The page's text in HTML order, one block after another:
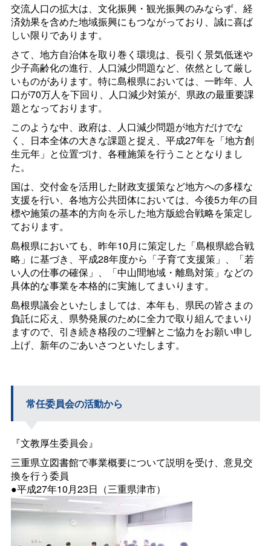
交流人口の拡大は、文化振興・観光振興のみならず、経
済効果を含めた地域振興にもつながっており、誠に喜ば
しい限りであります。
さて、地方自治体を取り巻く環境は、長引く景気低迷や
少子高齢化の進行、人口減少問題など、依然として厳し
いものがあります。特に島根県においては、一昨年、人
口が70万人を下回り、人口減少対策が、県政の最重要課
題となっております。
このような中、政府は、人口減少問題が地方だけでな
く、日本全体の大きな課題と捉え、平成27年を「地方創
生元年」と位置づけ、各種施策を行うこととなりまし
た。
国は、交付金を活用した財政支援策など地方への多様な
支援を行い、各地方公共団体においては、今後5カ年の目
標や施策の基本的方向を示した地方版総合戦略を策定し
ております。
島根県においても、昨年10月に策定した「島根県総合戦
略」に基づき、平成28年度から「子育て支援策」、「若
い人の仕事の確保」、「中山間地域・離島対策」などの
具体的な事業を本格的に実施してまいります。
島根県議会といたしましては、本年も、県民の皆さまの
負託に応え、県勢発展のために全力で取り組んでまいり
ますので、引き続き格段のご理解とご協力をお願い申し
上げ、新年のごあいさつといたします。
常任委員会の活動から
『文教厚生委員会』
三重県立図書館で事業概要について説明を受け、意見交
換を行う委員
●平成27年10月23日（三重県津市）